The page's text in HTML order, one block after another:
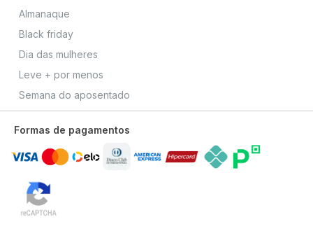
Almanaque
Black friday
Dia das mulheres
Leve + por menos
Semana do aposentado
Formas de pagamentos